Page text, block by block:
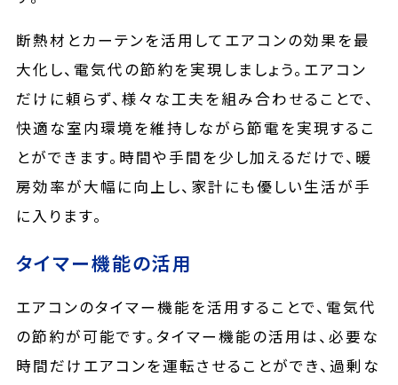
断熱材とカーテンを活用してエアコンの効果を最
大化し、電気代の節約を実現しましょう。エアコン
だけに頼らず、様々な工夫を組み合わせることで、
快適な室内環境を維持しながら節電を実現するこ
とができます。時間や手間を少し加えるだけで、暖
房効率が大幅に向上し、家計にも優しい生活が手
に入ります。
タイマー機能の活用
エアコンのタイマー機能を活用することで、電気代
の節約が可能です。タイマー機能の活用は、必要な
時間だけエアコンを運転させることができ、過剰な